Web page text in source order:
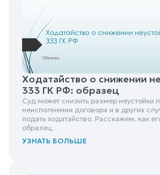
Ходатайство о снижении
333 ГК РФ: образец
Суд может снизить размер неустойки
неисполнении договора и в других
подать ходатайство. Расскажем, как
образец.
УЗНАТЬ БОЛЬШЕ